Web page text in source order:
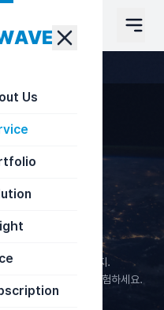
Us
for
로벌 확장에 이르기까지.
통합 채용 솔루션을 경험하세요.